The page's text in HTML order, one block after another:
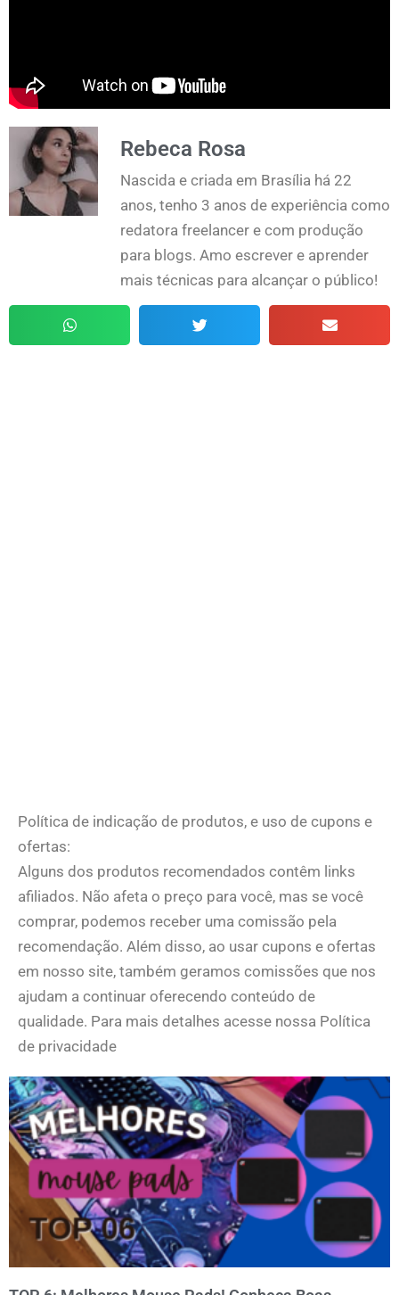
Rebeca Rosa
Nascida e criada em Brasília há 22
anos, tenho 3 anos de experiência como
redatora freelancer e com produção
para blogs. Amo escrever e aprender
mais técnicas para alcançar o público!
Política de indicação de produtos, e uso de cupons e
ofertas:
Alguns dos produtos recomendados contêm links
afiliados. Não afeta o preço para você, mas se você
comprar, podemos receber uma comissão pela
recomendação. Além disso, ao usar cupons e ofertas
em nosso site, também geramos comissões que nos
ajudam a continuar oferecendo conteúdo de
qualidade. Para mais detalhes acesse nossa Política
de privacidade